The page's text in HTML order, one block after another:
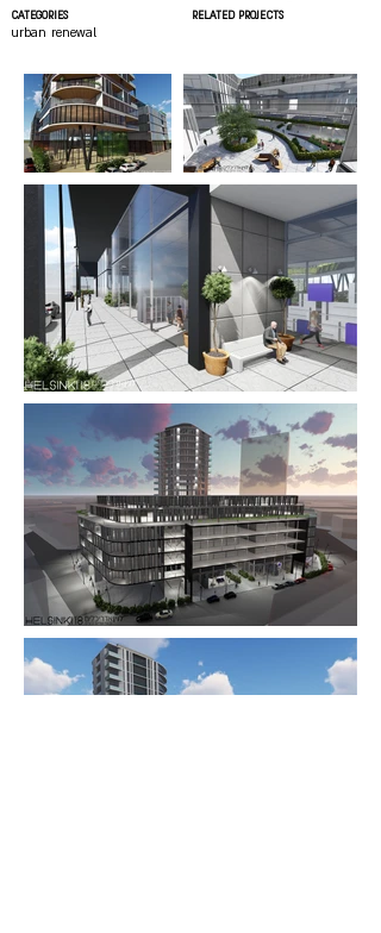
CATEGORIES RELATED PROJECTS
urban renewal